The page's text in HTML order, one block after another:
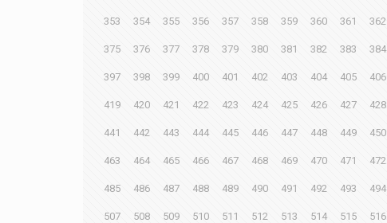
353 354 355 356 357 358 359 360 361 362
375 376 377 378 379 380 381 382 383 384
397 398 399 400 401 402 403 404 405 406
419 420 421 422 423 424 425 426 427 428
441 442 443 444 445 446 447 448 449 450
463 464 465 466 467 468 469 470 471 472
485 486 487 488 489 490 491 492 493 494
507 508 509 510 511 512 513 514 515 516